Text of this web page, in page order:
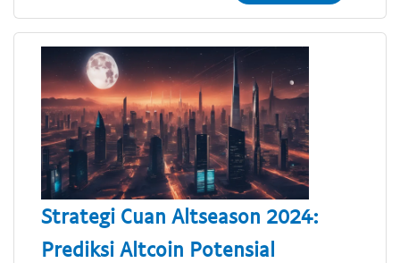
Strategi Cuan Altseason 2024:
Prediksi Altcoin Potensial